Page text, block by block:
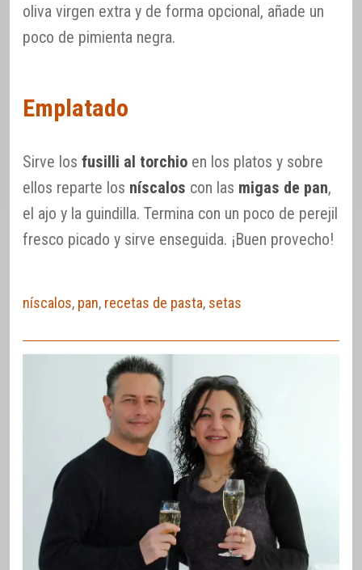
oliva virgen extra y de forma opcional, añade un
poco de pimienta negra.
Emplatado
Sirve los fusilli al torchio en los platos y sobre
ellos reparte los níscalos con las migas de pan,
el ajo y la guindilla. Termina con un poco de perejil
fresco picado y sirve enseguida. ¡Buen provecho!
níscalos, pan, recetas de pasta, setas